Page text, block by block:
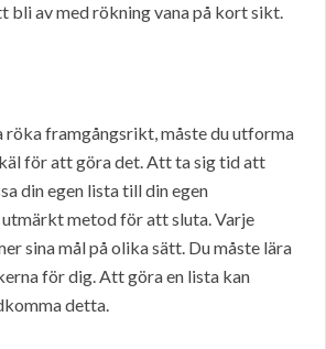
bli av med rökning vana på kort sikt.
röka framgångsrikt, måste du utforma
för att göra det. Att ta sig tid att
din egen lista till din egen
utmärkt metod för att sluta. Varje
sina mål på olika sätt. Du måste lära
för dig. Att göra en lista kan
detta.